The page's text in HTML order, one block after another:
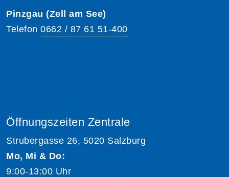
Pinzgau (Zell am See)
Telefon 0662 / 87 61 51-400
Öffnungszeiten Zentrale
Strubergasse 26, 5020 Salzburg
Mo, Mi & Do:
9:00-13:00 Uhr